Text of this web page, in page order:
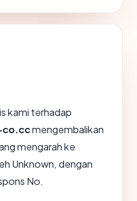
kami terhadap
mengembalikan
mengarah ke
Unknown, dengan
No.